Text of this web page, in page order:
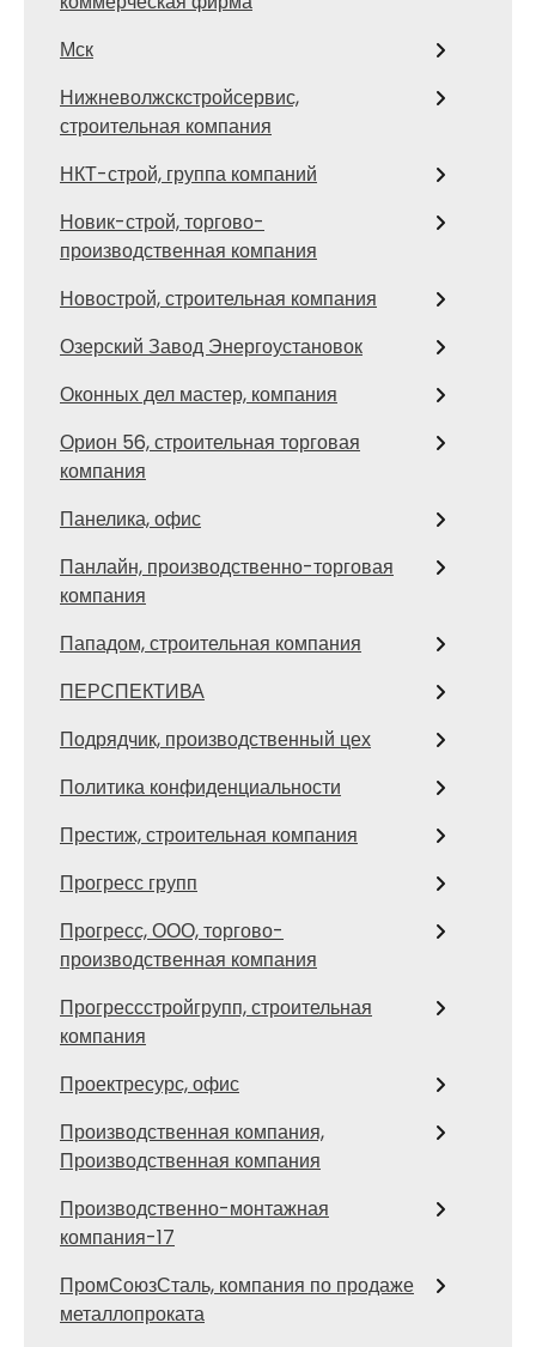
Мск
Нижневолжскстройсервис,
строительная компания
НКТ-строй, группа компаний
Новик-строй, торгово-
производственная компания
Новострой, строительная компания
Озерский Завод Энергоустановок
Оконных дел мастер, компания
Орион 56, строительная торговая
компания
Панелика, офис
Панлайн, производственно-торговая
компания
Пападом, строительная компания
ПЕРСПЕКТИВА
Подрядчик, производственный цех
Политика конфиденциальности
Престиж, строительная компания
Прогресс групп
Прогресс, ООО, торгово-
производственная компания
Прогрессстройгрупп, строительная
компания
Проектресурс, офис
Производственная компания,
Производственная компания
Производственно-монтажная
компания-17
ПромСоюзСталь, компания по продаже
металлопроката